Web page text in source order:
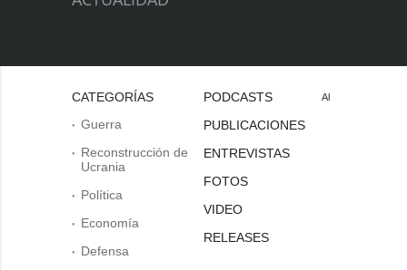
CATEGORÍAS
Guerra
Reconstrucción de
Ucrania
Política
Economía
Defensa
PODCASTS
PUBLICACIONES
ENTREVISTAS
FOTOS
VIDEO
RELEASES
Al